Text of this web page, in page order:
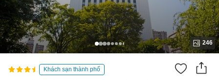
246
Khách sạn thành phố